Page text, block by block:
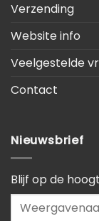
Verzending
Website info
Veelgestelde
Contact
Nieuwsbrief
Blijf op de